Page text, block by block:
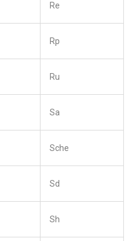
Re
Rp
Ru
Sa
Sche
Sd
Sh